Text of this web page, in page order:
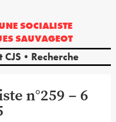
SOCIALISTE
SAUVAGEOT
CJS Recherche
n°259 – 6